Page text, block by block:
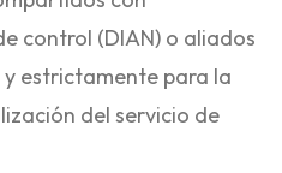
control (DIAN) o aliados
estrictamente para la
del servicio de